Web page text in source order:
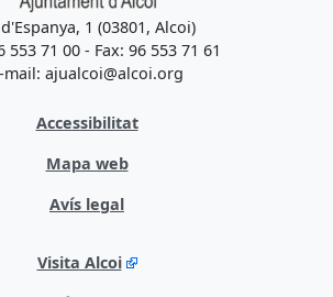
1 (03801, Alcoi)
553 71 00 - Fax: 96 553 71 61
mail: ajualcoi@alcoi.org
Accessibilitat
Mapa web
Avís legal
Visita Alcoi